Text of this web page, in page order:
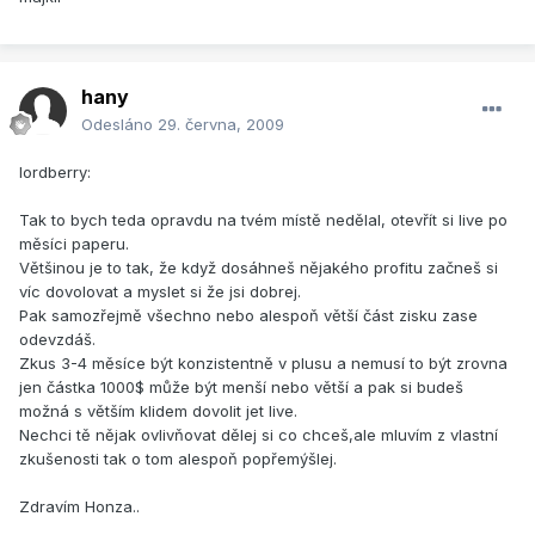
hany
Odesláno 29. června, 2009
lordberry:
Tak to bych teda opravdu na tvém místě nedělal, otevřít si live po
měsíci paperu.
Většinou je to tak, že když dosáhneš nějakého profitu začneš si
víc dovolovat a myslet si že jsi dobrej.
Pak samozřejmě všechno nebo alespoň větší část zisku zase
odevzdáš.
Zkus 3-4 měsíce být konzistentně v plusu a nemusí to být zrovna
jen částka 1000$ může být menší nebo větší a pak si budeš
možná s větším klidem dovolit jet live.
Nechci tě nějak ovlivňovat dělej si co chceš,ale mluvím z vlastní
zkušenosti tak o tom alespoň popřemýšlej.
Zdravím Honza..